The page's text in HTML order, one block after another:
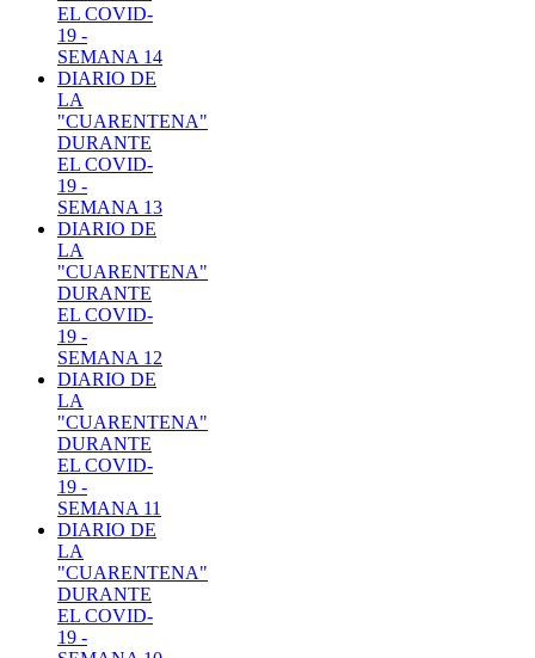
EL COVID-
19 -
SEMANA 14
DIARIO DE
LA
"CUARENTENA"
DURANTE
EL COVID-
19 -
SEMANA 13
DIARIO DE
LA
"CUARENTENA"
DURANTE
EL COVID-
19 -
SEMANA 12
DIARIO DE
LA
"CUARENTENA"
DURANTE
EL COVID-
19 -
SEMANA 11
DIARIO DE
LA
"CUARENTENA"
DURANTE
EL COVID-
19 -